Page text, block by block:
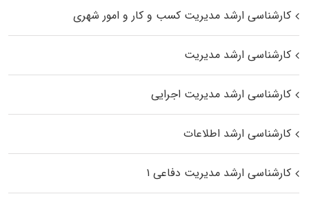
کارشناسی ارشد مدیریت کسب و کار و امور شهری
کارشناسی ارشد مدیریت
کارشناسی ارشد مدیریت اجرایی
کارشناسی ارشد اطلاعات
کارشناسی ارشد مدیریت دفاعی ۱